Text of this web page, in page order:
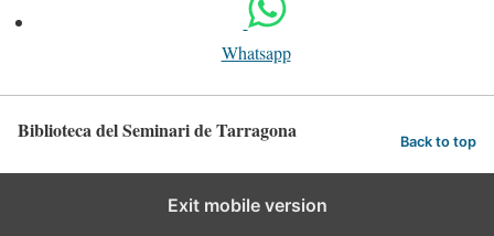
Whatsapp
Biblioteca del Seminari de Tarragona Back to top
Exit mobile version